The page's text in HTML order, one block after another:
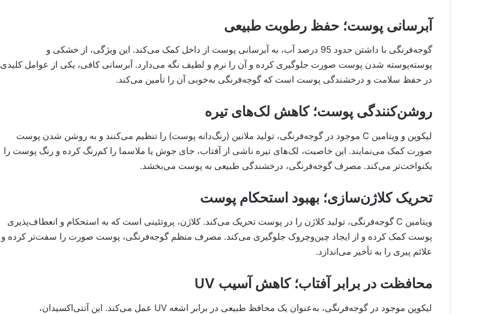
آبرسانی پوست؛ حفظ رطوبت طبیعی
گوجه‌فرنگی با داشتن حدود 95 درصد آب، به آبرسانی پوست از داخل کمک می‌کند. این ویژگی، از خشکی و
پوسته‌پوسته شدن پوست صورت جلوگیری کرده و آن را نرم و لطیف نگه می‌دارد. آبرسانی کافی، یکی از عوامل کلیدی
در حفظ سلامت و درخشندگی پوست است که گوجه‌فرنگی به‌خوبی آن را تأمین می‌کند.
روشن‌کنندگی پوست؛ کاهش لک‌های تیره
لیکوپن و ویتامین C موجود در گوجه‌فرنگی، تولید ملانین (رنگ‌دانه پوست) را تنظیم می‌کنند و به روشن شدن پوست
صورت کمک می‌نمایند. این خاصیت، لک‌های تیره ناشی از آفتاب، جای جوش یا ملاسما را کم‌رنگ کرده و رنگ پوست را
یکنواخت‌تر می‌کند. مصرف گوجه‌فرنگی، درخشندگی طبیعی به پوست می‌بخشد.
تحریک کلاژن‌سازی؛ بهبود استحکام پوست
ویتامین C گوجه‌فرنگی، تولید کلاژن را در پوست تحریک می‌کند. کلاژن، پروتئینی است که به استحکام و انعطاف‌پذیری
پوست کمک کرده و از ایجاد چین‌وچروک جلوگیری می‌کند. مصرف منظم گوجه‌فرنگی، پوست صورت را سفت‌تر کرده و
علائم پیری را به تأخیر می‌اندازد.
محافظت در برابر آفتاب؛ کاهش آسیب UV
لیکوپن موجود در گوجه‌فرنگی، به‌عنوان یک محافظ طبیعی در برابر اشعه UV عمل می‌کند. این آنتی‌اکسیدان،